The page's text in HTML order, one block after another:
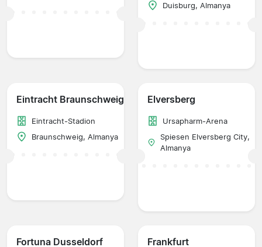
Duisburg, Almanya
Eintracht Braunschweig
Eintracht-Stadion
Braunschweig, Almanya
Elversberg
Ursapharm-Arena
Spiesen Elversberg City,
Almanya
Fortuna Dusseldorf Frankfurt